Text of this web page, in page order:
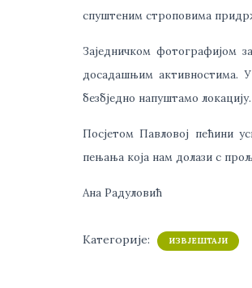
спуштеним строповима
Заједничком фотографијом
досадашњим активностима.
безбједно напуштамо локацију.
Посјетом Павловој пећини
пењања која нам долази с
Ана Радуловић
Категорије: ИЗВЈЕШТАЈИ